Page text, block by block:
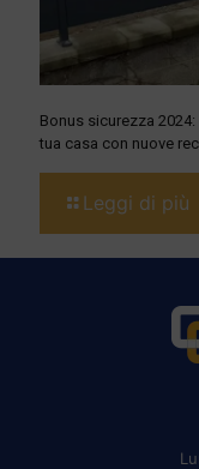
Bonus sicurezza
tua casa con nuove
Leggi di più